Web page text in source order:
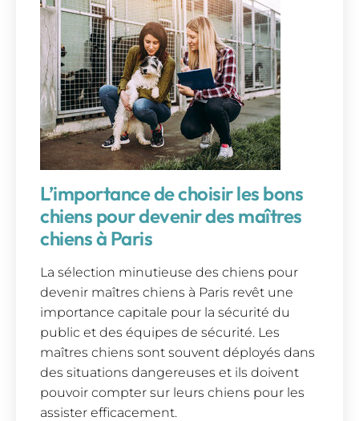
L’importance de choisir les bons
chiens pour devenir des maîtres
chiens à Paris
La sélection minutieuse des chiens pour
devenir maîtres chiens à Paris revêt une
importance capitale pour la sécurité du
public et des équipes de sécurité. Les
maîtres chiens sont souvent déployés dans
des situations dangereuses et ils doivent
pouvoir compter sur leurs chiens pour les
assister efficacement.